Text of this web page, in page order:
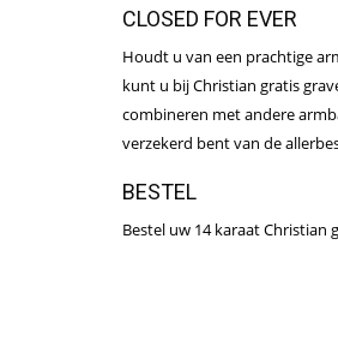
CLOSED FOR EVER
Houdt u van een prachtige
kunt u bij Christian gratis
combineren met andere
verzekerd bent van de
BESTEL
Bestel uw 14 karaat